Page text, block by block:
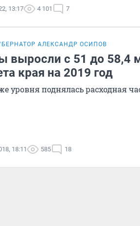
13:17 4 101 7
АЛЕКСАНДР ОСИПОВ
выросли с 51 до 58,4
края на 2019 год
уровня поднялась расходная
18:11 585 18